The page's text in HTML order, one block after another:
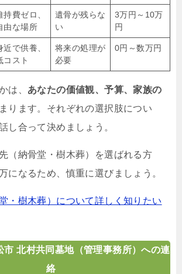
持費ゼロ、
由な場所
遺骨が残らな
い
3万円～10万
円
近で供養、
コスト
将来の処理が
必要
0円～数万円
は、 あなたの価値観、予算、家族の
ります。それぞれの選択肢につい
し合って決めましょう。
（納骨堂・樹木葬）を選ばれる方
になるため、慎重に選びましょう。
・樹木葬）について詳しく知りたい
市 北村共同墓地（管理事務所）への連
絡